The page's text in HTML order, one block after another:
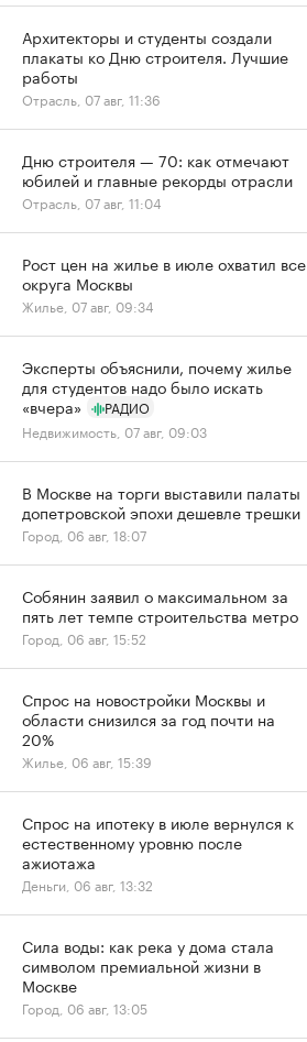
Архитекторы и студенты создали
плакаты ко Дню строителя. Лучшие
работы
Отрасль, 07 авг, 11:36
Дню строителя — 70: как отмечают
юбилей и главные рекорды отрасли
Отрасль, 07 авг, 11:04
Рост цен на жилье в июле охватил все
округа Москвы
Жилье, 07 авг, 09:34
Эксперты объяснили, почему жилье
для студентов надо было искать
«вчера»
РАДИО
Недвижимость, 07 авг, 09:03
В Москве на торги выставили палаты
допетровской эпохи дешевле трешки
Город, 06 авг, 18:07
Собянин заявил о максимальном за
пять лет темпе строительства метро
Город, 06 авг, 15:52
Спрос на новостройки Москвы и
области снизился за год почти на
20%
Жилье, 06 авг, 15:39
Спрос на ипотеку в июле вернулся к
естественному уровню после
ажиотажа
Деньги, 06 авг, 13:32
Сила воды: как река у дома стала
символом премиальной жизни в
Москве
Город, 06 авг, 13:05